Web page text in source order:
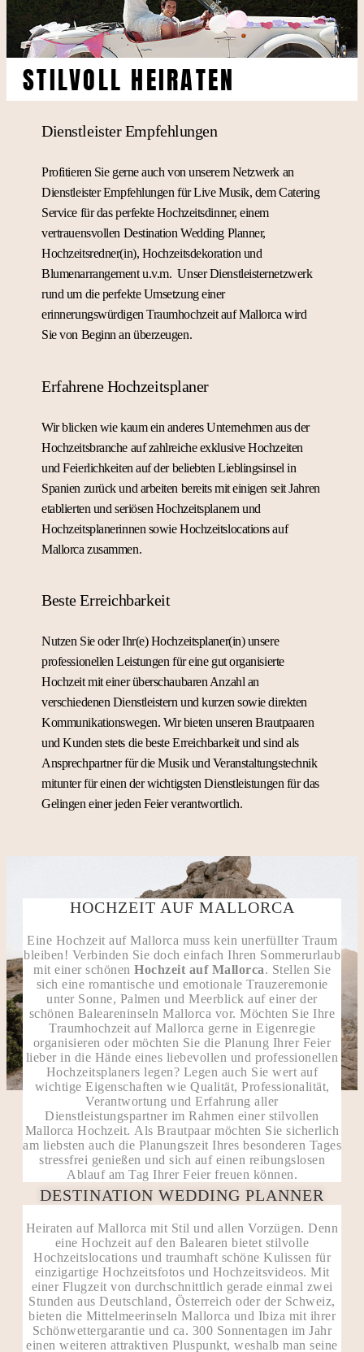
STILVOLL HEIRATEN
Dienstleister Empfehlungen
Profitieren Sie gerne auch von unserem Netzwerk an
Dienstleister Empfehlungen für Live Musik, dem Catering
Service für das perfekte Hochzeitsdinner, einem
vertrauensvollen Destination Wedding Planner,
Hochzeitsredner(in), Hochzeitsdekoration und
Blumenarrangement u.v.m. Unser Dienstleisternetzwerk
rund um die perfekte Umsetzung einer
erinnerungswürdigen Traumhochzeit auf Mallorca wird
Sie von Beginn an überzeugen.
Erfahrene Hochzeitsplaner
Wir blicken wie kaum ein anderes Unternehmen aus der
Hochzeitsbranche auf zahlreiche exklusive Hochzeiten
und Feierlichkeiten auf der beliebten Lieblingsinsel in
Spanien zurück und arbeiten bereits mit einigen seit Jahren
etablierten und seriösen Hochzeitsplanern und
Hochzeitsplanerinnen sowie Hochzeitslocations auf
Mallorca zusammen.
Beste Erreichbarkeit
Nutzen Sie oder Ihr(e) Hochzeitsplaner(in) unsere
professionellen Leistungen für eine gut organisierte
Hochzeit mit einer überschaubaren Anzahl an
verschiedenen Dienstleistern und kurzen sowie direkten
Kommunikationswegen. Wir bieten unseren Brautpaaren
und Kunden stets die beste Erreichbarkeit und sind als
Ansprechpartner für die Musik und Veranstaltungstechnik
mitunter für einen der wichtigsten Dienstleistungen für das
Gelingen einer jeden Feier verantwortlich.
HOCHZEIT AUF MALLORCA
Eine Hochzeit auf Mallorca muss kein unerfüllter Traum
bleiben! Verbinden Sie doch einfach Ihren Sommerurlaub
mit einer schönen Hochzeit auf Mallorca. Stellen Sie
sich eine romantische und emotionale Trauzeremonie
unter Sonne, Palmen und Meerblick auf einer der
schönen Baleareninseln Mallorca vor. Möchten Sie Ihre
Traumhochzeit auf Mallorca gerne in Eigenregie
organisieren oder möchten Sie die Planung Ihrer Feier
lieber in die Hände eines liebevollen und professionellen
Hochzeitsplaners legen? Legen auch Sie wert auf
wichtige Eigenschaften wie Qualität, Professionalität,
Verantwortung und Erfahrung aller
Dienstleistungspartner im Rahmen einer stilvollen
Mallorca Hochzeit. Als Brautpaar möchten Sie sicherlich
am liebsten auch die Planungszeit Ihres besonderen Tages
stressfrei genießen und sich auf einen reibungslosen
Ablauf am Tag Ihrer Feier freuen können.
DESTINATION WEDDING PLANNER
Heiraten auf Mallorca mit Stil und allen Vorzügen. Denn
eine Hochzeit auf den Balearen bietet stilvolle
Hochzeitslocations und traumhaft schöne Kulissen für
einzigartige Hochzeitsfotos und Hochzeitsvideos. Mit
einer Flugzeit von durchschnittlich gerade einmal zwei
Stunden aus Deutschland, Österreich oder der Schweiz,
bieten die Mittelmeerinseln Mallorca und Ibiza mit ihrer
Schönwettergarantie und ca. 300 Sonnentagen im Jahr
einen weiteren attraktiven Pluspunkt, weshalb man seine